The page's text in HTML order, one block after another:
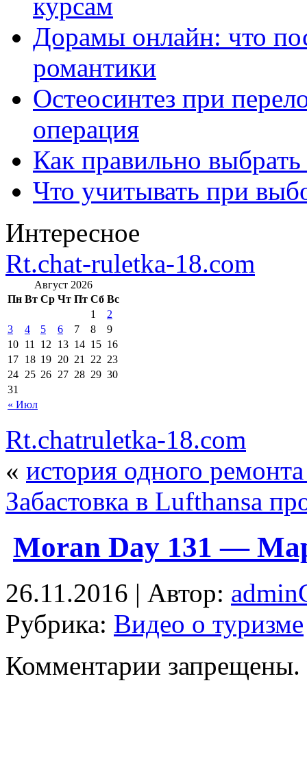
Дорамы онлайн: что
романтики
Остеосинтез при
операция
Как правильно
Что учитывать при
Интересное
Rt.chat-ruletka-18.com
Август 2026
Пн Вт Ср Чт Пт Сб Вс
« Июл
1
2
3
4 5 6 7 8
9
10 11 12 13 14 15 16
17 18 19 20 21 22 23
24 25 26 27 28 29 30
31
Rt.chatruletka-18.com
« история одного
Забастовка в Lufthansa
Moran Day 131 —
26.11.2016 | Автор:
Рубрика: Видео о туризме
Комментарии запрещены.